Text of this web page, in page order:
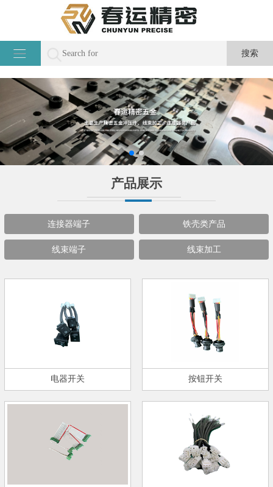
产品展示
连接器端子 铁壳类产品
线束端子 线束加工
电器开关 按钮开关